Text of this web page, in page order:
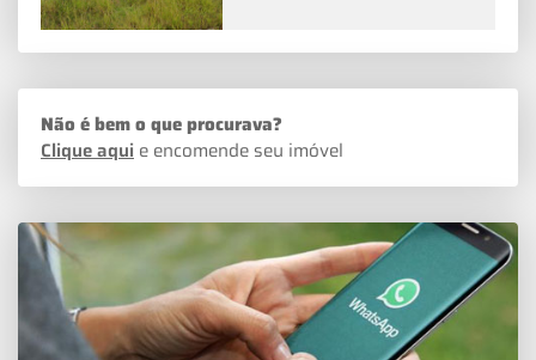
Não é bem o que procurava?
Clique aqui e encomende seu imóvel